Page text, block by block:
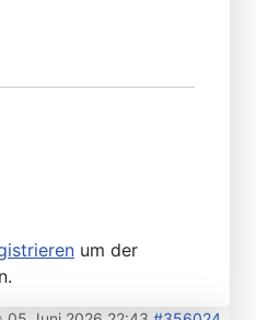
um der